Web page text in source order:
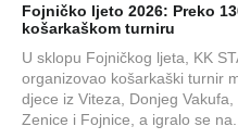
Fojničko ljeto 2026: Preko
košarkaškom turniru
U sklopu Fojničkog ljeta, KK
organizovao košarkaški turnir
djece iz Viteza, Donjeg Vakufa,
Zenice i Fojnice, a igralo se